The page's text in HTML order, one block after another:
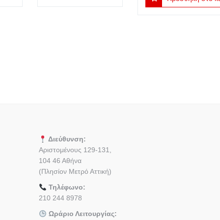
Διεύθυνση:
Αριστομένους 129-131,
104 46 Αθήνα
(Πλησίον Μετρό Αττική)
Τηλέφωνο:
210 244 8978
Ωράριο Λειτουργίας: